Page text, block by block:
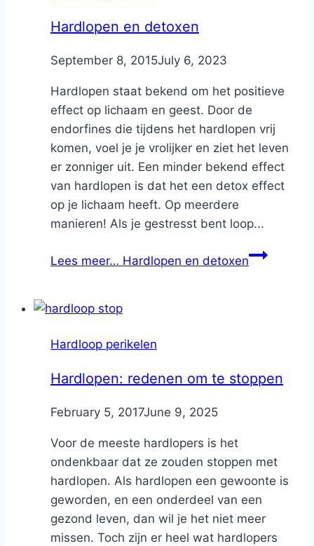
Hardlopen en detoxen
ByNicole
September 8, 2015July 6, 2023
Hardlopen staat bekend om het positieve
effect op lichaam en geest. Door de
endorfines die tijdens het hardlopen vrij
komen, voel je je vrolijker en ziet het leven
er zonniger uit. Een minder bekend effect
van hardlopen is dat het een detox effect
op je lichaam heeft. Op meerdere
manieren! Als je gestresst bent loop...
Lees meer… Hardlopen en detoxen
Hardloop perikelen
Hardlopen: redenen om te stoppen
ByNicole
February 5, 2017June 9, 2025
Voor de meeste hardlopers is het
ondenkbaar dat ze zouden stoppen met
hardlopen. Als hardlopen een gewoonte is
geworden, en een onderdeel van een
gezond leven, dan wil je het niet meer
missen. Toch zijn er heel wat hardlopers